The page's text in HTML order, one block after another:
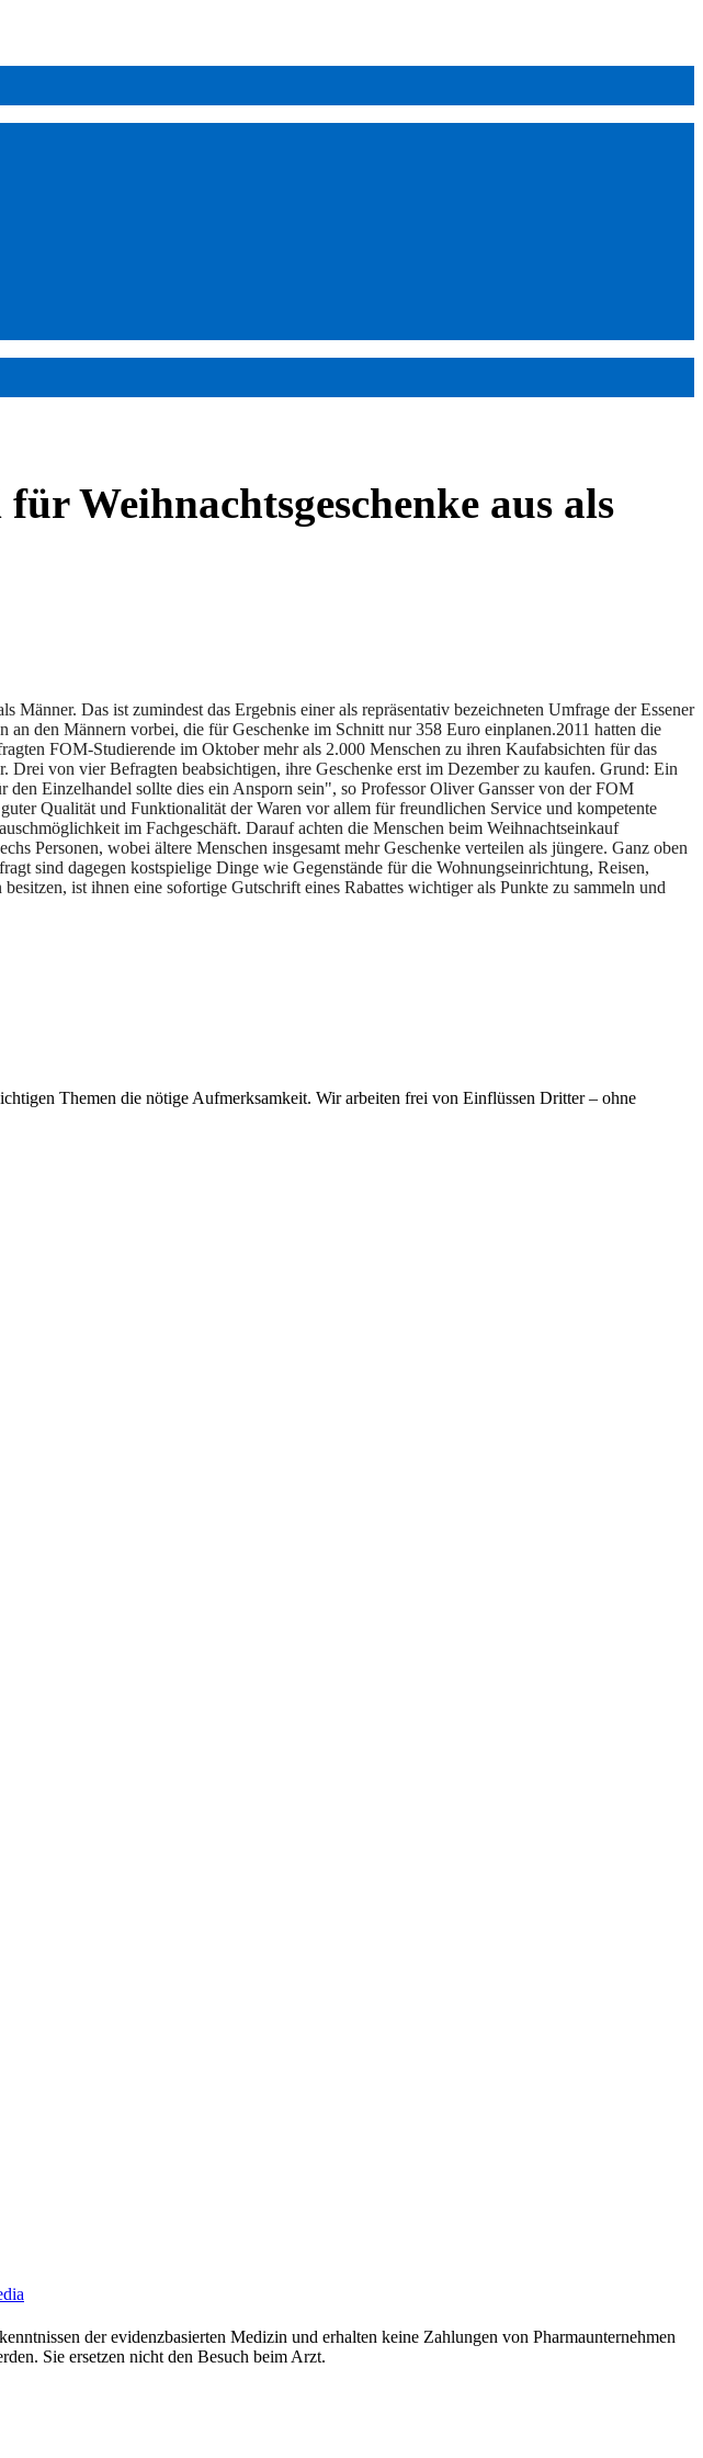
Weihnachtsgeschenke aus als
Männer. Das ist zumindest das Ergebnis einer als repräsentativ bezeichneten Umfrage der Essener
den Männern vorbei, die für Geschenke im Schnitt nur 358 Euro einplanen.2011 hatten die
FOM-Studierende im Oktober mehr als 2.000 Menschen zu ihren Kaufabsichten für das
von vier Befragten beabsichtigen, ihre Geschenke erst im Dezember zu kaufen. Grund: Ein
Einzelhandel sollte dies ein Ansporn sein", so Professor Oliver Gansser von der FOM
Qualität und Funktionalität der Waren vor allem für freundlichen Service und kompetente
im Fachgeschäft. Darauf achten die Menschen beim Weihnachtseinkauf
Personen, wobei ältere Menschen insgesamt mehr Geschenke verteilen als jüngere. Ganz oben
sind dagegen kostspielige Dinge wie Gegenstände für die Wohnungseinrichtung, Reisen,
ist ihnen eine sofortige Gutschrift eines Rabattes wichtiger als Punkte zu sammeln und
Themen die nötige Aufmerksamkeit. Wir arbeiten frei von Einflüssen Dritter – ohne
der evidenzbasierten Medizin und erhalten keine Zahlungen von Pharmaunternehmen
Sie ersetzen nicht den Besuch beim Arzt.